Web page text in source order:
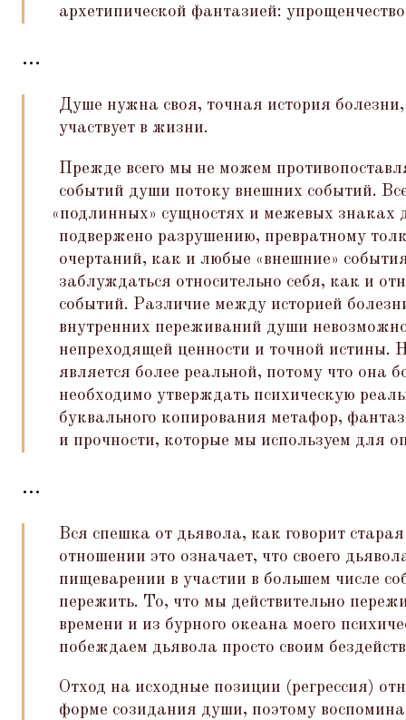
архетипической фантазией:
...
Душе нужна своя, точная история
участвует в жизни.
Прежде всего мы не можем
событий души потоку внешних событий.
«подлинных» сущностях и межевых знаках
подвержено разрушению, превратному
очертаний, как и любые «внешние»
заблуждаться относительно себя, как и
событий. Различие между историей
внутренних переживаний души
непреходящей ценности и точной истины.
является более реальной, потому что она
необходимо утверждать психическую
буквального копирования метафор,
и прочности, которые мы используем для
...
Вся спешка от дьявола, как говорит
отношении это означает, что своего
пищеварении в участии в большем числе
пережить. То, что мы действительно
времени и из бурного океана моего
побеждаем дьявола просто своим
Отход на исходные позиции (регрессия)
форме созидания души, поэтому